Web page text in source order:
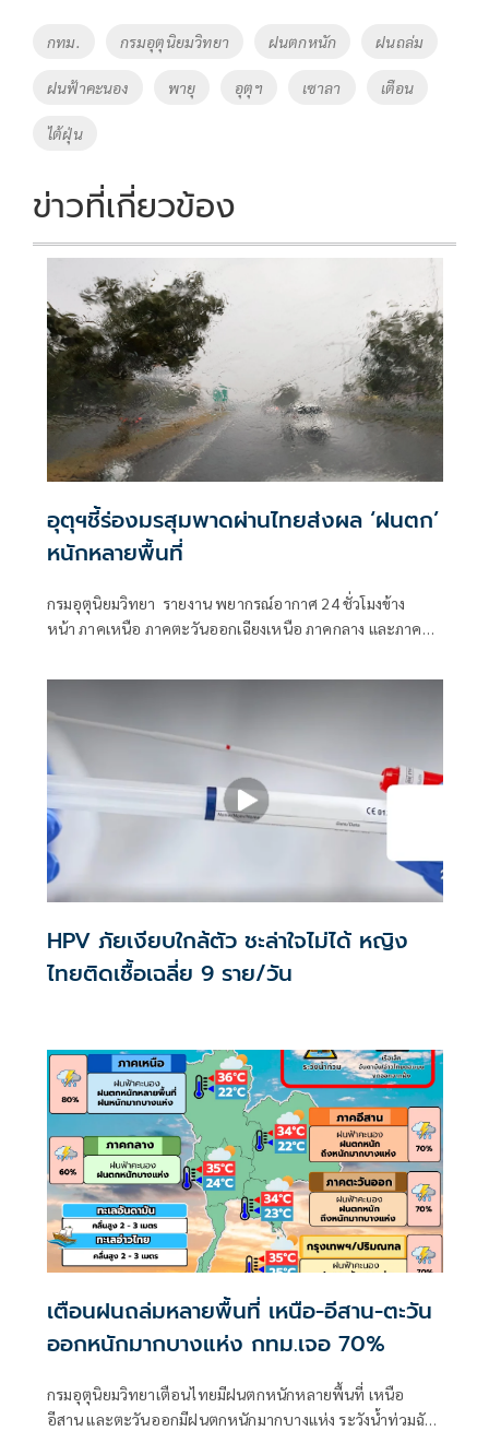
o
o
k
Li
k
Tags
กทม. กรมอุตุนิยมวิทยา ฝนตกหนัก ฝนถล่ม
ฝนฟ้าคะนอง พายุ อุตุฯ เซาลา เตือน
ไต้ฝุ่น
ข่าวที่เกี่ยวข้อง
อุตุฯชี้ร่องมรสุมพาดผ่านไทยส่งผล ‘ฝนตก’
หนักหลายพื้นที่
กรมอุตุนิยมวิทยา รายงาน พยากรณ์อากาศ 24 ชั่วโมงข้าง
หน้า ภาคเหนือ ภาคตะวันออกเฉียงเหนือ ภาคกลาง และภาค
HPV ภัยเงียบใกล้ตัว ชะล่าใจไม่ได้ หญิง
ไทยติดเชื้อเฉลี่ย 9 ราย/วัน
เตือนฝนถล่มหลายพื้นที่ เหนือ-อีสาน-ตะวัน
ออกหนักมากบางแห่ง กทม.เจอ 70%
กรมอุตุนิยมวิทยาเตือนไทยมีฝนตกหนักหลายพื้นที่ เหนือ
อีสาน และตะวันออกมีฝนตกหนักมากบางแห่ง ระวังน้ำท่วมฉับ